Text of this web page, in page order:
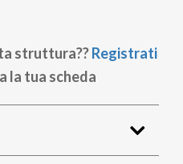
struttura??Registrati
la tua scheda